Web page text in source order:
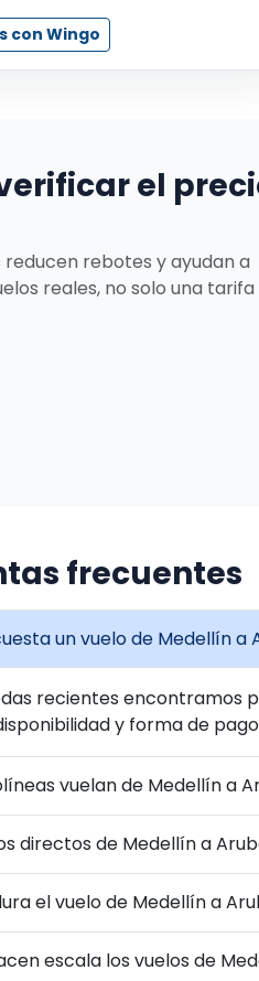
con Wingo
el
reducen rebotes y ayudan a
reales, no solo una tarifa
frecuentes
un vuelo de Medellín a
recientes encontramos
y forma de
vuelan de Medellín a
directos de Medellín a
el vuelo de Medellín a
escala los vuelos de